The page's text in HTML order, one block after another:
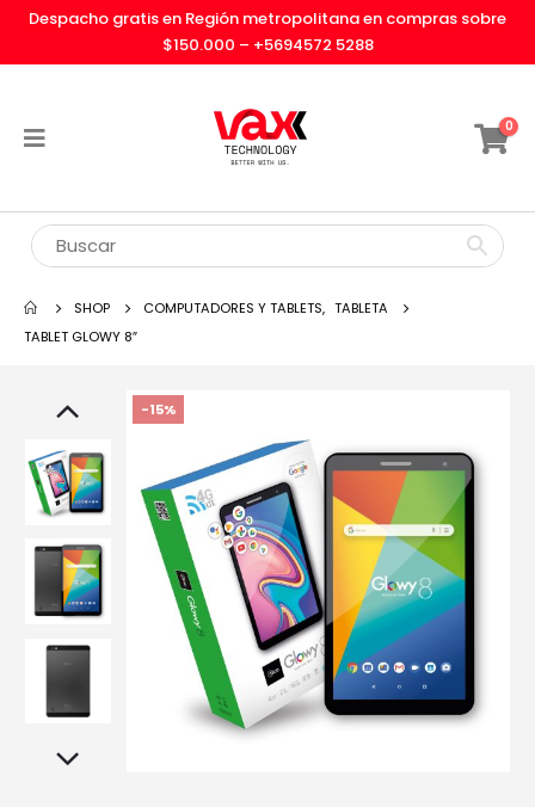
Despacho gratis en Región metropolitana en compras sobre
$150.000 – +5694572 5288
0
SHOP COMPUTADORES Y TABLETS, TABLETA
TABLET GLOWY 8″
-15%